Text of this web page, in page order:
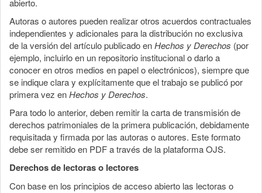
abierto.
Autoras o autores pueden realizar otros acuerdos contractuales
independientes y adicionales para la distribución no exclusiva
de la versión del artículo publicado enHechos y Derechos (por
ejemplo, incluirlo en un repositorio institucional o darlo a
conocer en otros medios en papel o electrónicos), siempre que
se indique clara y explícitamente que el trabajo se publicó por
primera vez enHechos y Derechos.
Para todo lo anterior, deben remitir la carta de transmisión de
derechos patrimoniales de la primera publicación, debidamente
requisitada y firmada por las autoras o autores. Este formato
debe ser remitido en PDF a través de la plataforma OJS.
Derechos de lectoras o lectores
Con base en los principios de acceso abierto las lectoras o